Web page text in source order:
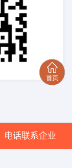
电话联系企业